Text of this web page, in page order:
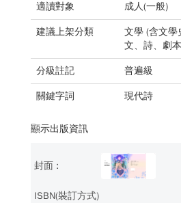
適讀對象 成人(一般)
建議上架分類
文學 (含文學
文、詩、劇
分級註記 普遍級
關鍵字詞 現代詩
顯示出版資訊